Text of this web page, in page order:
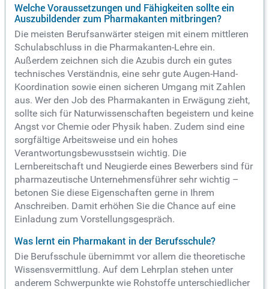
Welche Voraussetzungen und Fähigkeiten sollte ein
Auszubildender zum Pharmakanten mitbringen?
Die meisten Berufsanwärter steigen mit einem mittleren
Schulabschluss in die Pharmakanten-Lehre ein.
Außerdem zeichnen sich die Azubis durch ein gutes
technisches Verständnis, eine sehr gute Augen-Hand-
Koordination sowie einen sicheren Umgang mit Zahlen
aus. Wer den Job des Pharmakanten in Erwägung zieht,
sollte sich für Naturwissenschaften begeistern und keine
Angst vor Chemie oder Physik haben. Zudem sind eine
sorgfältige Arbeitsweise und ein hohes
Verantwortungsbewusstsein wichtig. Die
Lernbereitschaft und Neugierde eines Bewerbers sind für
pharmazeutische Unternehmensführer sehr wichtig –
betonen Sie diese Eigenschaften gerne in Ihrem
Anschreiben. Damit erhöhen Sie die Chance auf eine
Einladung zum Vorstellungsgespräch.
Was lernt ein Pharmakant in der Berufsschule?
Die Berufsschule übernimmt vor allem die theoretische
Wissensvermittlung. Auf dem Lehrplan stehen unter
anderem Schwerpunkte wie Rohstoffe unterschiedlicher